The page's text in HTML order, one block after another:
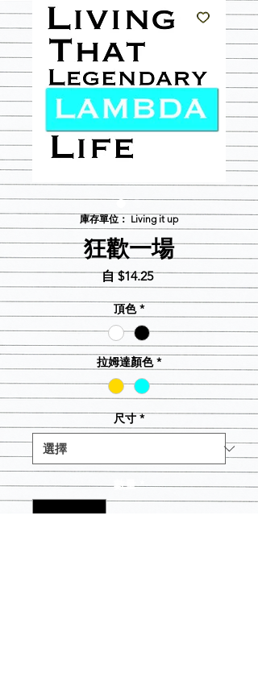
庫存單位： Living it up
狂歡一場
自$14.25促
銷
頂色 *
拉姆達顏色 *
尺寸 *
數量 *